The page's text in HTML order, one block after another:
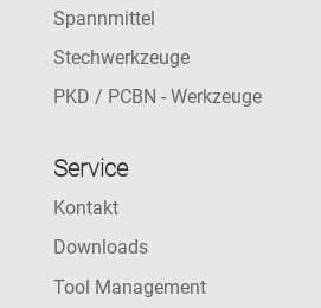
Spannmittel
Stechwerkzeuge
PKD / PCBN - Werkzeuge
Service
Kontakt
Downloads
Tool Management